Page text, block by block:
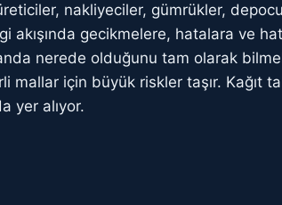
nakliyeciler, gümrükler,
gecikmelere, hatalara ve
nerede olduğunu tam olarak
mallar için büyük riskler taşır. Kağıt
yer alıyor.